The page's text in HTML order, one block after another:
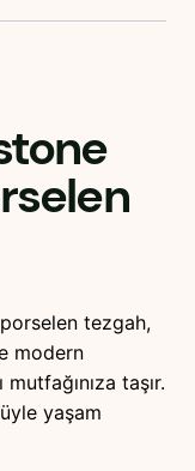
porselen tezgah,
modern
taşır.
yaşam